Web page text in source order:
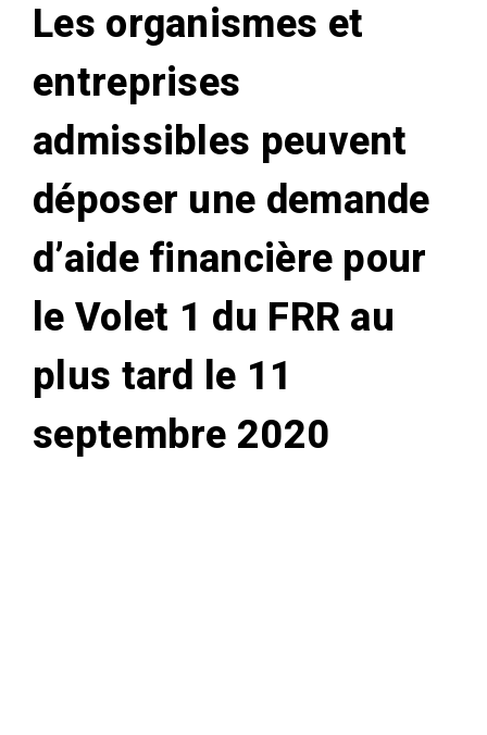
Les organismes et
entreprises
admissibles peuvent
déposer une demande
d’aide financière pour
le Volet 1 du FRR au
plus tard le 11
septembre 2020